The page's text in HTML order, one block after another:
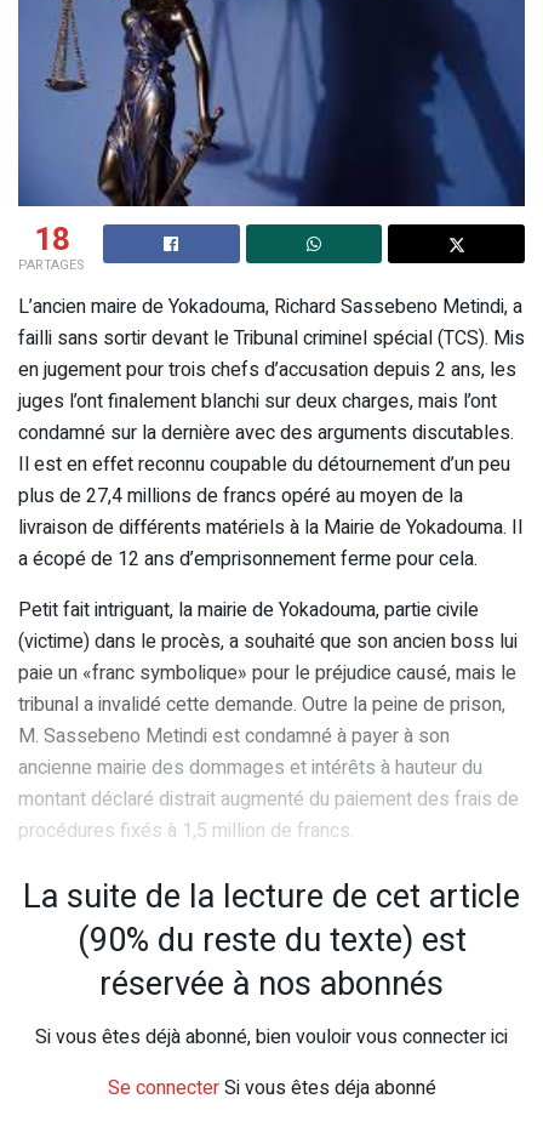
18
PARTAGES
L’ancien maire de Yokadouma, Richard Sassebeno Metindi, a
failli sans sortir devant le Tribunal criminel spécial (TCS). Mis
en jugement pour trois chefs d’accusation depuis 2 ans, les
juges l’ont finalement blanchi sur deux charges, mais l’ont
condamné sur la dernière avec des arguments discutables.
Il est en effet reconnu coupable du détournement d’un peu
plus de 27,4 millions de francs opéré au moyen de la
livraison de différents matériels à la Mairie de Yokadouma. Il
a écopé de 12 ans d’emprisonnement ferme pour cela.
Petit fait intriguant, la mairie de Yokadouma, partie civile
(victime) dans le procès, a souhaité que son ancien boss lui
paie un «franc symbolique» pour le préjudice causé, mais le
tribunal a invalidé cette demande. Outre la peine de prison,
M. Sassebeno Metindi est condamné à payer à son
ancienne mairie des dommages et intérêts à hauteur du
montant déclaré distrait augmenté du paiement des frais de
procédures fixés à 1,5 million de francs.
La suite de la lecture de cet article
(90% du reste du texte) est
réservée à nos abonnés
Si vous êtes déjà abonné, bien vouloir vous connecter ici
Se connecterSi vous êtes déja abonné